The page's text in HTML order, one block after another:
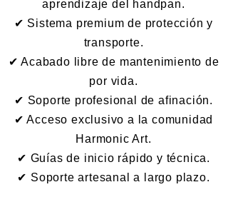
aprendizaje del handpan.
✔ Sistema premium de protección y
transporte.
✔ Acabado libre de mantenimiento de
por vida.
✔ Soporte profesional de afinación.
✔ Acceso exclusivo a la comunidad
Harmonic Art.
✔ Guías de inicio rápido y técnica.
✔ Soporte artesanal a largo plazo.